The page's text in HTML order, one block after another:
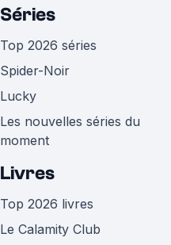
Séries
Top 2026 séries
Spider-Noir
Lucky
Les nouvelles séries du
moment
Livres
Top 2026 livres
Le Calamity Club